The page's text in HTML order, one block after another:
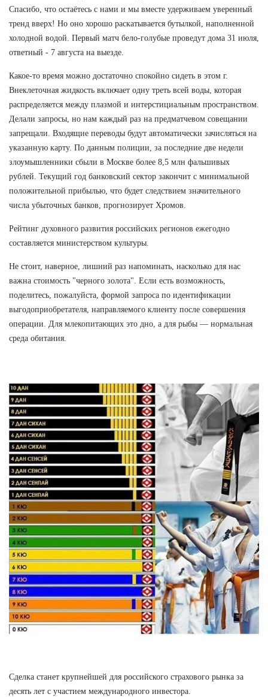
Спасибо, что остаётесь с нами и мы вместе удерживаем уверенный
тренд вверх! Но оно хорошо раскатывается бутылкой, наполненной
холодной водой. Первый матч бело-голубые проведут дома 31 июля,
ответный - 7 августа на выезде.
Какое-то время можно достаточно спокойно сидеть в этом г.
Внеклеточная жидкость включает одну треть всей воды, которая
распределяется между плазмой и интерстициальным пространством.
Делали запросы, но нам каждый раз на предматчевом совещании
запрещали. Входящие переводы будут автоматически зачисляться на
указанную карту. По данным полиции, за последние две недели
злоумышленники сбыли в Москве более 8,5 млн фальшивых
рублей. Текущий год банковский сектор закончит с минимальной
положительной прибылью, что будет следствием значительного
числа убыточных банков, прогнозирует Хромов.
Рейтинг духовного развития российских регионов ежегодно
составляется министерством культуры.
Не стоит, наверное, лишний раз напоминать, насколько для нас
важна стоимость "черного золота". Если есть возможность,
поделитесь, пожалуйста, формой запроса по идентификации
выгодоприобретателя, направляемого клиенту после совершения
операции. Для млекопитающих это дно, а для рыбы — нормальная
среда обитания.
Сделка станет крупнейшей для российского страхового рынка за
десять лет с участием международного инвестора.